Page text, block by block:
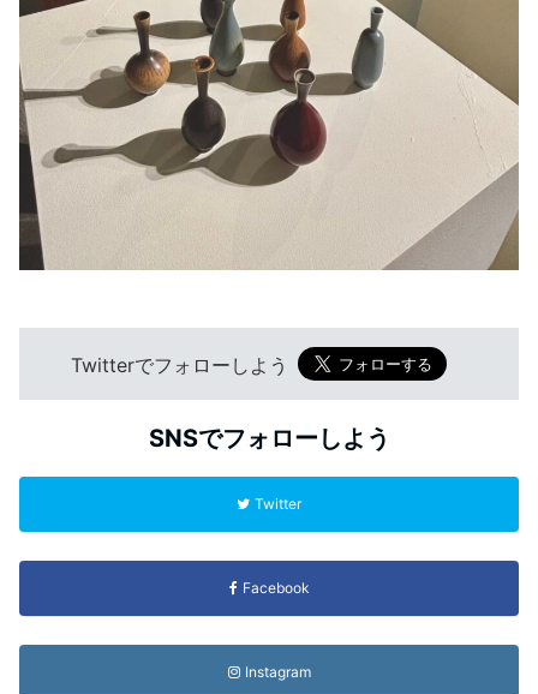
Twitterでフォローしよう
SNSでフォローしよう
Twitter
Facebook
Instagram